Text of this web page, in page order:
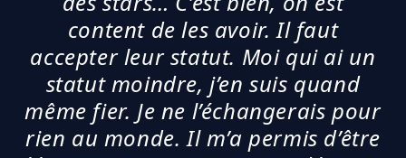
content de les avoir. Il faut
accepter leur statut. Moi qui ai un
statut moindre, j’en suis quand
même fier. Je ne l’échangerais pour
rien au monde. Il m’a permis d’être